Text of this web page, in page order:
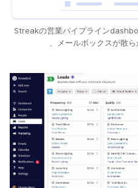
Streakの営業パイプライン
、メールボックスが散ら